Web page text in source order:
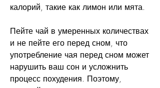
калорий, такие как лимон или мята.
Пейте чай в умеренных количествах
и не пейте его перед сном, что
употребление чая перед сном может
нарушить ваш сон и усложнить
процесс похудения. Поэтому,